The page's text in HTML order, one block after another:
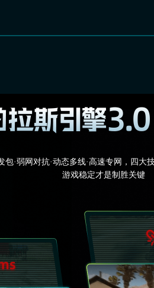
包·弱网对抗·动态多线·高速专网，四大
游戏稳定才是制胜关键